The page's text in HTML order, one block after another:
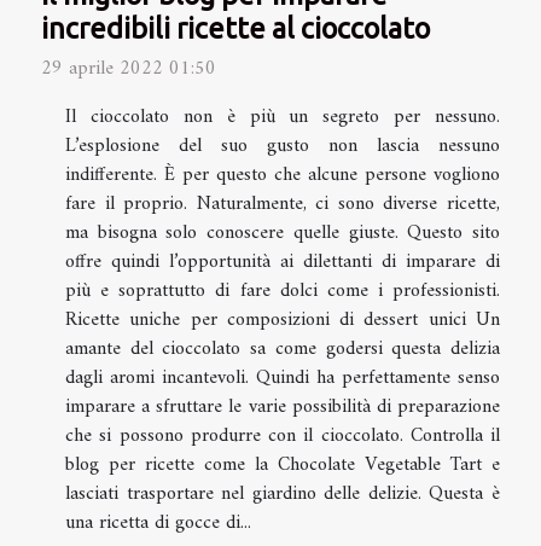
incredibili ricette al cioccolato
29 aprile 2022 01:50
Il cioccolato non è più un segreto per nessuno.
L’esplosione del suo gusto non lascia nessuno
indifferente. È per questo che alcune persone vogliono
fare il proprio. Naturalmente, ci sono diverse ricette,
ma bisogna solo conoscere quelle giuste. Questo sito
offre quindi l’opportunità ai dilettanti di imparare di
più e soprattutto di fare dolci come i professionisti.
Ricette uniche per composizioni di dessert unici Un
amante del cioccolato sa come godersi questa delizia
dagli aromi incantevoli. Quindi ha perfettamente senso
imparare a sfruttare le varie possibilità di preparazione
che si possono produrre con il cioccolato. Controlla il
blog per ricette come la Chocolate Vegetable Tart e
lasciati trasportare nel giardino delle delizie. Questa è
una ricetta di gocce di...